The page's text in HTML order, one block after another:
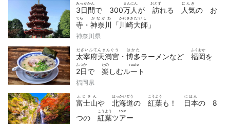
3日間
みっかかん
で 300万人
まんにん
が 訪
おとず
れる 人気
にんき
の お
寺
てら
・ 神奈川
かながわ
「 川崎
かわさき
大師
だいし
」
神奈川県
太宰府天満宮
だざいふてんまんぐう
・ 博多
はかた
ラーメンなど 福岡
ふくおか
を
2日
ふつか
で 楽
たの
しむルート
route
福岡県
富士山
ふじさん
や 北海道
ほっかいどう
の 紅葉
こうよう
も！ 日本
にほん
の 8
つの 紅葉
こうよう
ツアー
tour